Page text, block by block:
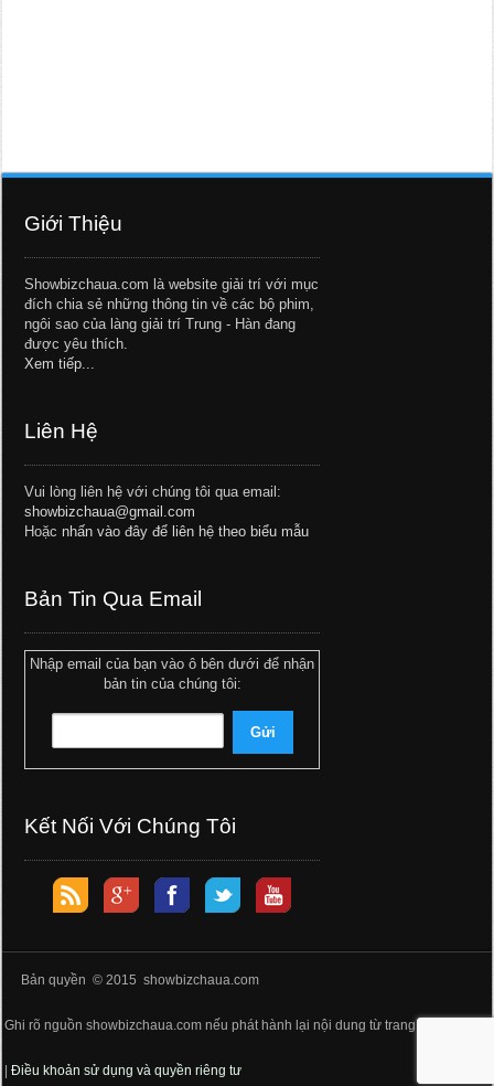
Giới Thiệu
Showbizchaua.com là website giải trí với mục
đích chia sẻ những thông tin về các bộ phim,
ngôi sao của làng giải trí Trung - Hàn đang
được yêu thích.
Xem tiếp...
Liên Hệ
Vui lòng liên hệ với chúng tôi qua email:
showbizchaua@gmail.com
Hoặc nhấn vào đây để liên hệ theo biểu mẫu
Bản Tin Qua Email
Nhập email của bạn vào ô bên dưới để nhận
bản tin của chúng tôi:
Kết Nối Với Chúng Tôi
Bản quyền © 2015 showbizchaua.com
Ghi rõ nguồn showbizchaua.com nếu phát hành lại nội dung từ trang web này
|Điều khoản sử dụng và quyền riêng tư